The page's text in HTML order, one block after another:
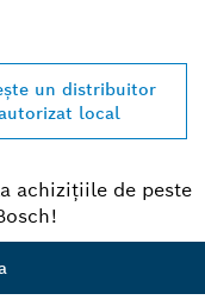
un distribuitor
local
achizițiile de peste